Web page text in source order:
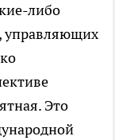
либо
управляющих
Это